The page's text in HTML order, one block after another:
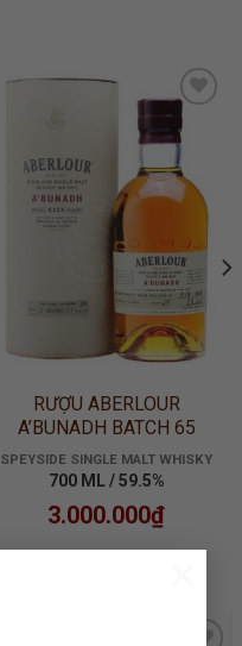
ADD TO
WISHLIST
RƯỢU ABERLOUR
A’BUNADH BATCH 65
SPEYSIDE SINGLE MALT WHISKY
700 ML / 59.5%
3.000.000₫